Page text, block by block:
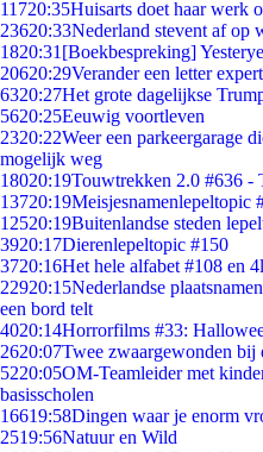
11720:35Huisarts doet haar werk
23620:33Nederland stevent af op
1820:31 [Boekbespreking]
20620:29Verander een letter
6320:27Het grote dagelijkse
5620:25Eeuwig voortleven
2320:22Weer een parkeergarage
mogelijk weg
18020:19Touwtrekken 2.0 #636 -
13720:19
12520:19Buitenlandse steden
3920:17Dierenlepeltopic #150
3720:16Het hele alfabet #108 en
22920:15Nederlandse
een bord telt
4020:14Horrorfilms #33:
2620:07Twee zwaargewonden bij
5220:05OM-Teamleider met
basisscholen
16619:58Dingen waar je enorm
2519:56Natuur en Wild